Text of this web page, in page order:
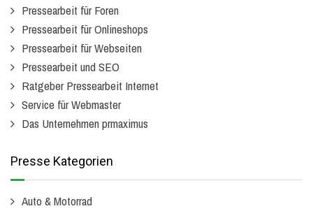
Pressearbeit für Foren
Pressearbeit für Onlineshops
Pressearbeit für Webseiten
Pressearbeit und SEO
Ratgeber Pressearbeit Internet
Service für Webmaster
Das Unternehmen prmaximus
Presse Kategorien
Auto & Motorrad